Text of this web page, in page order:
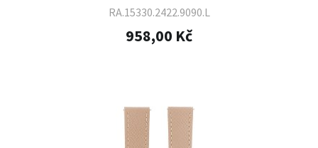
RA.15330.2422.9090.L
958,00 Kč